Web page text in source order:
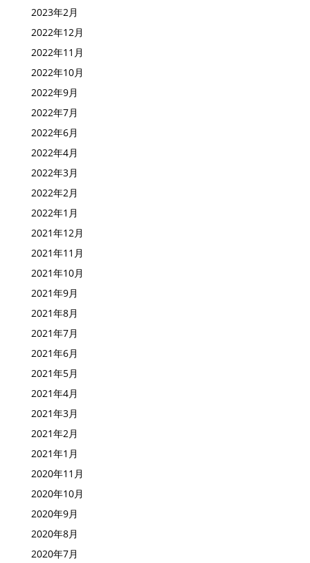
2023年2月
2022年12月
2022年11月
2022年10月
2022年9月
2022年7月
2022年6月
2022年4月
2022年3月
2022年2月
2022年1月
2021年12月
2021年11月
2021年10月
2021年9月
2021年8月
2021年7月
2021年6月
2021年5月
2021年4月
2021年3月
2021年2月
2021年1月
2020年11月
2020年10月
2020年9月
2020年8月
2020年7月